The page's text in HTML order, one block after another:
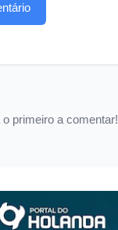
o primeiro a comentar!